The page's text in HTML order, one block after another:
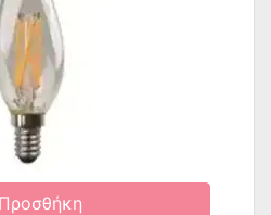
Προσθήκη